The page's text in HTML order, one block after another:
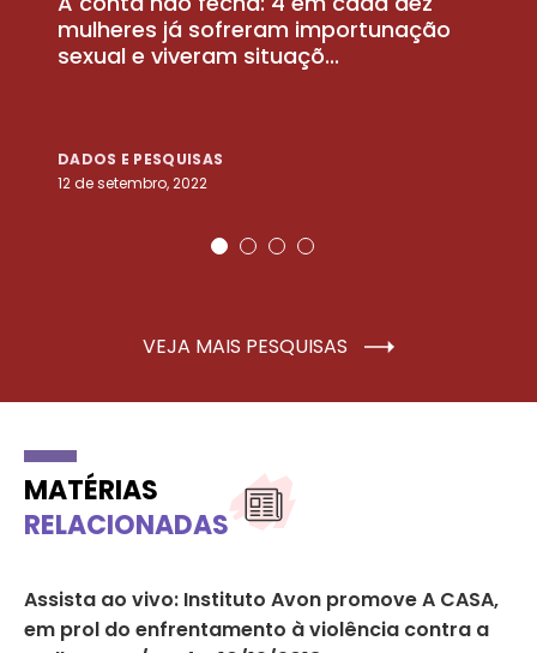
mulheres já sofreram importunação
sexual e viveram situaçõ...
DADOS E PESQUISAS
12 de setembro, 2022
VEJA MAIS PESQUISAS
MATÉRIAS
RELACIONADAS
Assista ao vivo: Instituto Avon promove A CASA,
em prol do enfrentamento à violência contra a